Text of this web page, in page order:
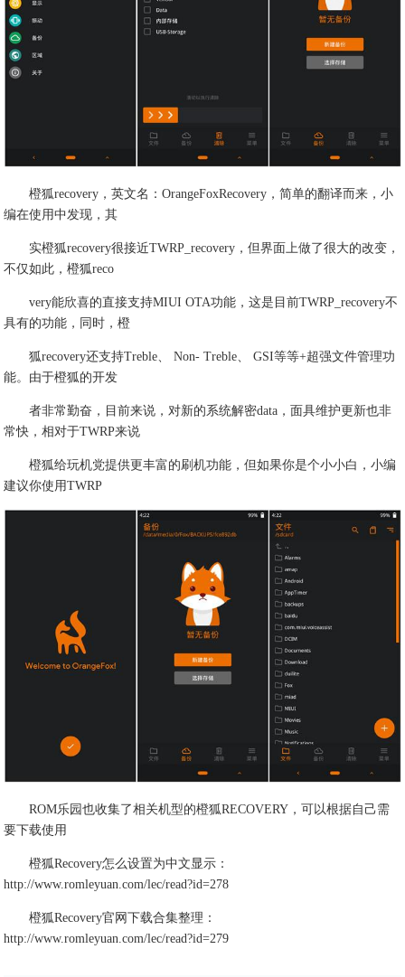
橙狐recovery，英文名：OrangeFoxRecovery，简单的翻译而来，小
编在使用中发现，其
实橙狐recovery很接近TWRP_recovery，但界面上做了很大的改变，
不仅如此，橙狐reco
very能欣喜的直接支持MIUI OTA功能，这是目前TWRP_recovery不
具有的功能，同时，橙
狐recovery还支持Treble、 Non- Treble、 GSI等等+超强文件管理功
能。由于橙狐的开发
者非常勤奋，目前来说，对新的系统解密data，面具维护更新也非
常快，相对于TWRP来说
橙狐给玩机党提供更丰富的刷机功能，但如果你是个小小白，小编
建议你使用TWRP
ROM乐园也收集了相关机型的橙狐RECOVERY，可以根据自己需
要下载使用
橙狐Recovery怎么设置为中文显示：
http://www.romleyuan.com/lec/read?id=278
橙狐Recovery官网下载合集整理：
http://www.romleyuan.com/lec/read?id=279